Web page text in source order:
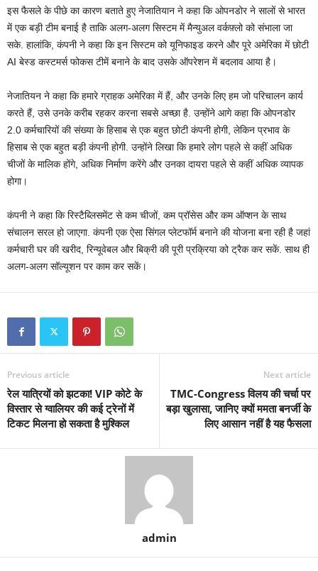
इस फैसले के पीछे का कारण बताते हुए नेजातियान ने कहा कि ओपनडोर ने सालों से भारत
में एक बड़ी टीम बनाई है ताकि अलग-अलग सिस्‍टम में मैन्युअल वर्कफ़्लो को संभाला जा
सके. हालांकि, कंपनी ने कहा कि इन सिस्‍टम को यून‍िफाइड करने और पूरे अमेरिका में छोटी
AI बेस्‍ड कस्‍टमर्स फोकस टीमें बनाने के बाद उसके ऑपरेशन में बदलाव आया है।
नेजातियन ने कहा कि हमारे ग्राहक अमेरिका में हैं, और उनके लिए हम जो परिचालन कार्य
करते हैं, उसे उनके करीब रहकर करना सबसे अच्छा है. उन्होंने आगे कहा कि ओपनडोर
2.0 कर्मचारियों की संख्या के हिसाब से एक बहुत छोटी कंपनी होगी, लेकिन प्रभाव के
हिसाब से एक बहुत बड़ी कंपनी होगी. उन्होंने लिखा कि हमारे लोग पहले से कहीं अधिक
चीजों के मालिक होंगे, अधिक निर्माण करेंगे और उनका दायरा पहले से कहीं अधिक व्यापक
होगा।
कंपनी ने कहा कि रिस्‍टैब्लिसमेंट से कम चीजों, कम प्रॉसेस और कम ऑप्‍शन के साथ
संचालन सरल हो जाएगा. कंपनी एक ऐसा सिंगल प्लेटफॉर्म बनाने की योजना बना रही है जहां
कर्मचारी घर की खरीद, रिन्‍यूवेबल और बिक्री की पूरी प्रक्रिया को ट्रैक कर सकें. साथ ही
अलग-अलग सॉल्‍यूशन पर काम कर सकें।
Previous article
रेल यात्रियों को झटका! VIP कोटे के
विस्तार से ग्वालियर की कई ट्रेनों में
टिकट मिलना हो सकता है मुश्किल
Next article
TMC-Congress विलय की चर्चा पर
बड़ा खुलासा, जानिए क्यों ममता बनर्जी के
लिए आसान नहीं है यह फैसला
admin